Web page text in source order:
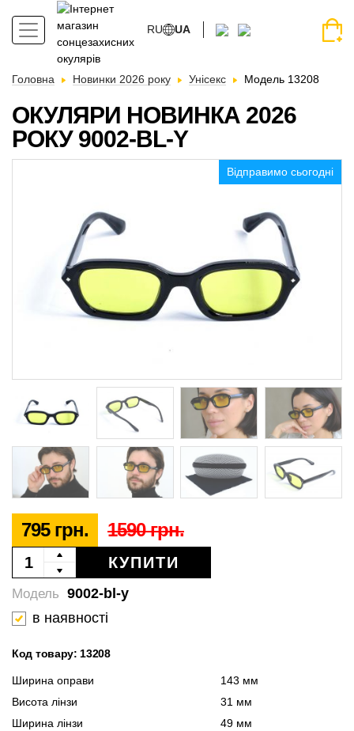
RU UA
Головна Новинки 2026 року Унісекс Модель 13208
ОКУЛЯРИ НОВИНКА 2026
РОКУ 9002-BL-Y
Відправимо сьогодні
795 грн. 1590 грн.
КУПИТИ
9002-bl-y
Модель
в наявності
Код товару: 13208
Ширина оправи
143 мм
Висота лінзи
31 мм
Ширина лінзи
49 мм